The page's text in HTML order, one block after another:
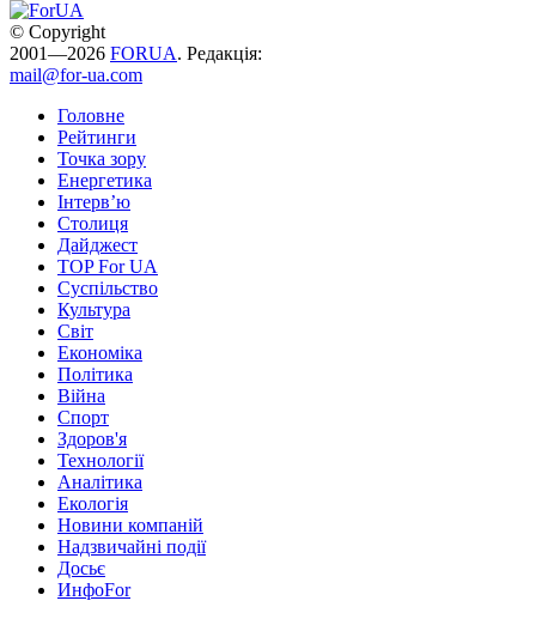
© Copyright
2001—2026 FORUA. Редакція:
mail@for-ua.com
Головне
Рейтинги
Точка зору
Енергетика
Інтерв’ю
Столиця
Дайджест
TOP For UA
Суспiльство
Культура
Світ
Економіка
Політика
Війна
Спорт
Здоров'я
Технології
Аналітика
Екологія
Новини компаній
Надзвичайні події
Досьє
ИнфоFor